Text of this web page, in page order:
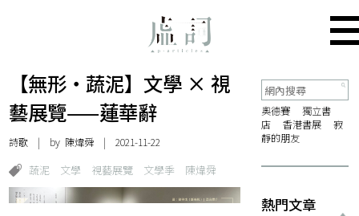
【無形・蔬泥】文學 × 視
藝展覽——蓮華辭
詩歌 | by 陳煒舜 | 2021-11-22
蔬泥 文學 視藝展覽 文學季 陳煒舜
奧德賽
獨立書
店
香港書展
寂
靜的朋友
熱門文章